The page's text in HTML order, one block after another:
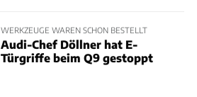
WERKZEUGE WAREN SCHON BESTELLT
Audi-Chef Döllner hat E-
Türgriffe beim Q9 gestoppt